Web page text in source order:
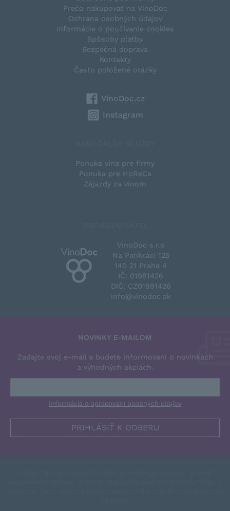
Prečo nakupovať na VinoDoc
Ochrana osobných údajov
Informácie o používanie cookies
Spôsoby platby
Bezpečná doprava
Kontakty
Často položené otázky
VinoDoc.cz
Instagram
Ponuka vína pre firmy
Ponuka pre HoReCa
Zájazdy za vínom
VinoDoc s.r.o
Na Pankráci 125
140 21 Praha 4
IČ: 01991426
DIČ: CZ01991426
info@vinodoc.sk
NOVINKY E-MAILOM
Zadajte svoj e-mail a budete informovaní o novinkách
a výhodných akciách.
Informácia o spracovaní osobných údajov